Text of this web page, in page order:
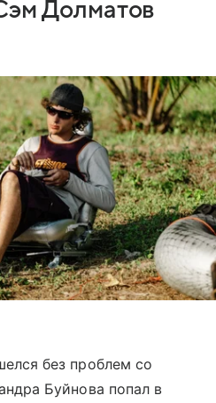
Долматов
без проблем со
Буйнова попал в